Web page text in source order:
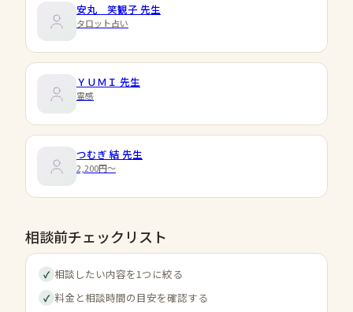
安丸 笑観子 先生
タロット占い
ＹＵＭＩ 先生
霊感
つむぎ 結 先生
2,200円〜
相談前チェックリスト
✓ 相談したい内容を1つに絞る
✓ 料金と相談時間の目安を確認する